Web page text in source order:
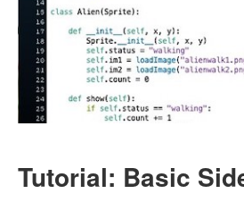
Tutorial: Basic